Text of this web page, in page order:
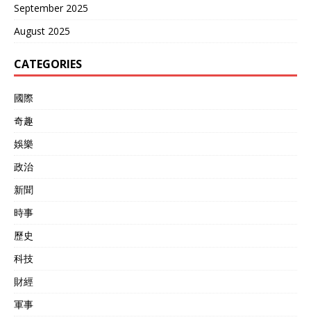
September 2025
August 2025
CATEGORIES
國際
奇趣
娛樂
政治
新聞
時事
歷史
科技
財經
軍事